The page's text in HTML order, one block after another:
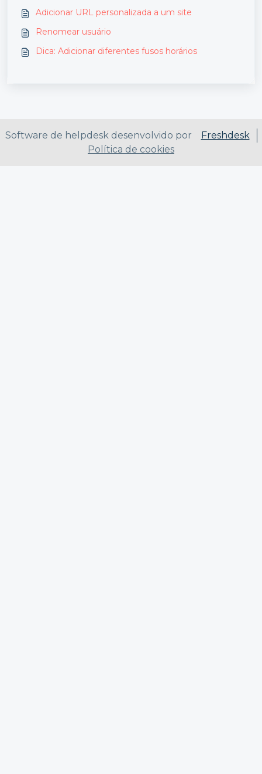
Adicionar URL personalizada a um site
Renomear usuário
Dica: Adicionar diferentes fusos horários
Software de helpdesk desenvolvido por
Freshdesk
Política de cookies